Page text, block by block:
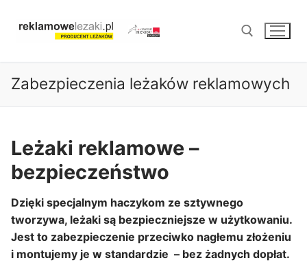
Szukaj:
Zabezpieczenia leżaków reklamowych
Leżaki reklamowe –
bezpieczeństwo
Dzięki specjalnym haczykom ze sztywnego
tworzywa, leżaki są bezpieczniejsze w użytkowaniu.
Jest to zabezpieczenie przeciwko nagłemu złożeniu
i montujemy je w standardzie – bez żadnych dopłat.